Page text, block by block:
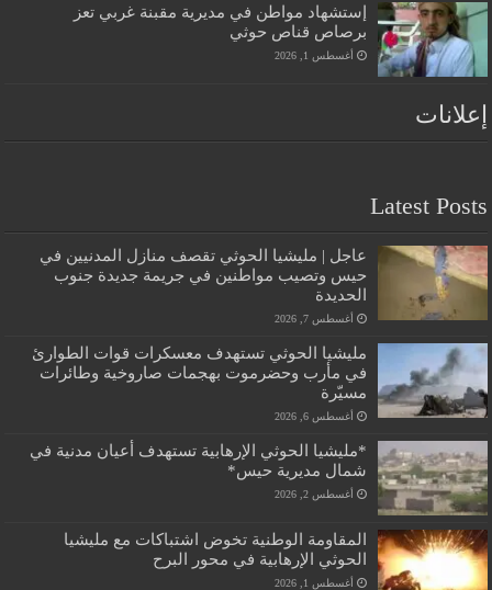
إستشهاد مواطن في مديرية مقبنة غربي تعز
برصاص قناص حوثي
أغسطس 1, 2026
إعلانات
Latest Posts
عاجل | مليشيا الحوثي تقصف منازل المدنيين في
حيس وتصيب مواطنين في جريمة جديدة جنوب
الحديدة
أغسطس 7, 2026
مليشيا الحوثي تستهدف معسكرات قوات الطوارئ
في مأرب وحضرموت بهجمات صاروخية وطائرات
مسيّرة
أغسطس 6, 2026
*مليشيا الحوثي الإرهابية تستهدف أعيان مدنية في
شمال مديرية حيس*
أغسطس 2, 2026
المقاومة الوطنية تخوض اشتباكات مع مليشيا
الحوثي الإرهابية في محور البرح
أغسطس 1, 2026